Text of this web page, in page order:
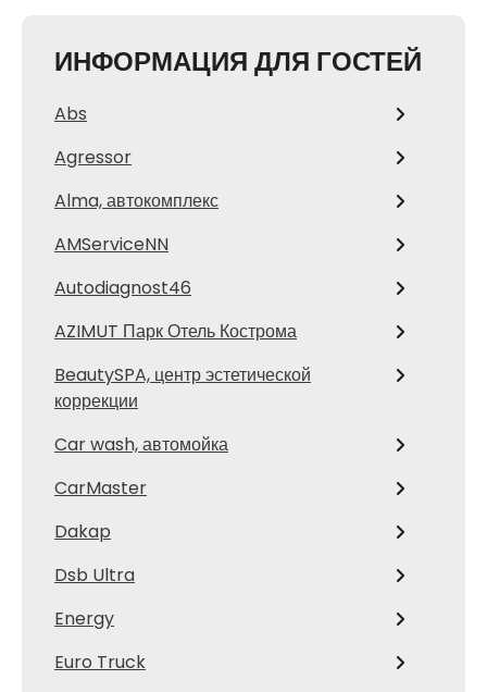
ИНФОРМАЦИЯ ДЛЯ ГОСТЕЙ
Abs
Agressor
Alma, автокомплекс
AMServiceNN
Autodiagnost46
AZIMUT Парк Отель Кострома
BeautySPA, центр эстетической
коррекции
Car wash, автомойка
CarMaster
Dakap
Dsb Ultra
Energy
Euro Truck